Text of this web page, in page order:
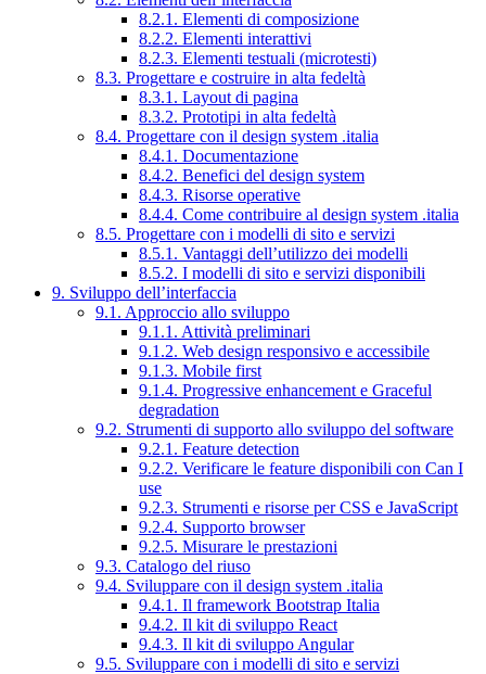
8.2.1. Elementi di composizione
8.2.2. Elementi interattivi
8.2.3. Elementi testuali (microtesti)
8.3. Progettare e costruire in alta fedeltà
8.3.1. Layout di pagina
8.3.2. Prototipi in alta fedeltà
8.4. Progettare con il design system .italia
8.4.1. Documentazione
8.4.2. Benefici del design system
8.4.3. Risorse operative
8.4.4. Come contribuire al design system .italia
8.5. Progettare con i modelli di sito e servizi
8.5.1. Vantaggi dell’utilizzo dei modelli
8.5.2. I modelli di sito e servizi disponibili
9. Sviluppo dell’interfaccia
9.1. Approccio allo sviluppo
9.1.1. Attività preliminari
9.1.2. Web design responsivo e accessibile
9.1.3. Mobile first
9.1.4. Progressive enhancement e Graceful
degradation
9.2. Strumenti di supporto allo sviluppo del software
9.2.1. Feature detection
9.2.2. Verificare le feature disponibili con Can I
use
9.2.3. Strumenti e risorse per CSS e JavaScript
9.2.4. Supporto browser
9.2.5. Misurare le prestazioni
9.3. Catalogo del riuso
9.4. Sviluppare con il design system .italia
9.4.1. Il framework Bootstrap Italia
9.4.2. Il kit di sviluppo React
9.4.3. Il kit di sviluppo Angular
9.5. Sviluppare con i modelli di sito e servizi